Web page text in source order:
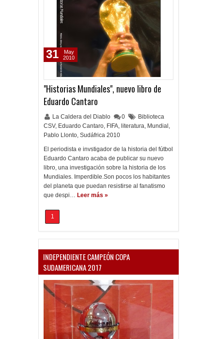
"Historias Mundiales", nuevo libro de
Eduardo Cantaro
La Caldera del Diablo 0
Biblioteca
CSV, Eduardo Cantaro, FIFA, literatura, Mundial ,
Pablo Llonto, Sudáfrica 2010
El periodista e invstigador de la historia del fútbol
Eduardo Cantaro acaba de publicar su nuevo
libro, una investigación sobre la historia de los
Mundiales. Imperdible.Son pocos los habitantes
del planeta que puedan resistirse al fanatismo
que despi… Leer más »
31
May
2010
1
INDEPENDIENTE CAMPEÓN COPA
SUDAMERICANA 2017